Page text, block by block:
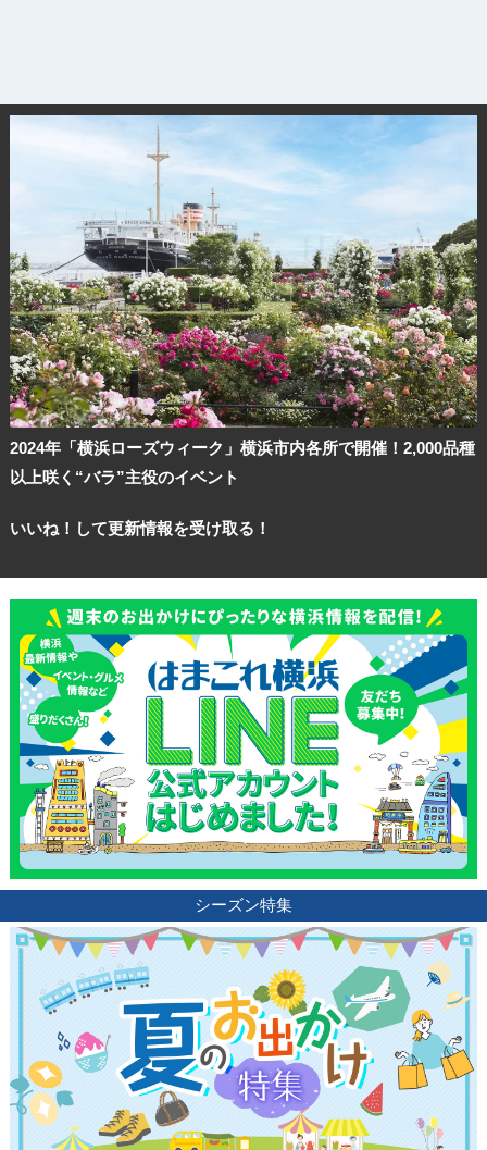
2024年「横浜ローズウィーク」横浜市内各所で開催！2,000品種
以上咲く“バラ”主役のイベント
いいね！して更新情報を受け取る！
シーズン特集
観光ガイド
ランキング
ブログ記事
サイトについて